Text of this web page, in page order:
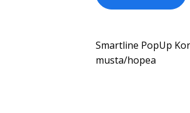
Smartline PopUp
musta/hopea